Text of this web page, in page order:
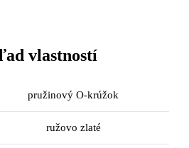
vlastností
pružinový O-krúžok
ružovo zlaté